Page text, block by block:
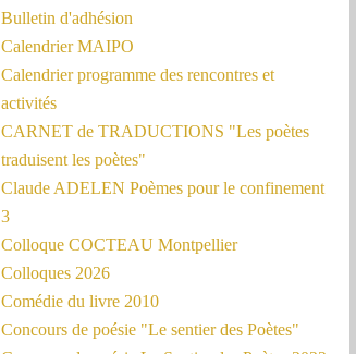
Bulletin d'adhésion
Calendrier MAIPO
Calendrier programme des rencontres et
activités
CARNET de TRADUCTIONS "Les poètes
traduisent les poètes"
Claude ADELEN Poèmes pour le confinement
3
Colloque COCTEAU Montpellier
Colloques 2026
Comédie du livre 2010
Concours de poésie "Le sentier des Poètes"